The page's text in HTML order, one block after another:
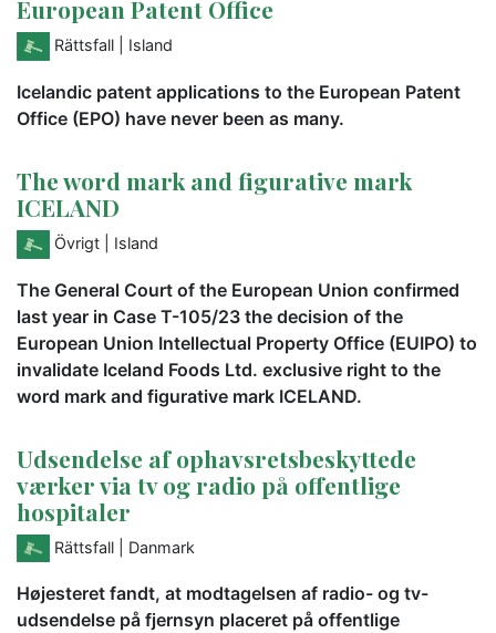
European Patent Office
Rättsfall | Island
Icelandic patent applications to the European Patent
Office (EPO) have never been as many.
The word mark and figurative mark
ICELAND
Övrigt | Island
The General Court of the European Union confirmed
last year in Case T-105/23 the decision of the
European Union Intellectual Property Office (EUIPO) to
invalidate Iceland Foods Ltd. exclusive right to the
word mark and figurative mark ICELAND.
Udsendelse af ophavsretsbeskyttede
værker via tv og radio på offentlige
hospitaler
Rättsfall | Danmark
Højesteret fandt, at modtagelsen af radio- og tv-
udsendelse på fjernsyn placeret på offentlige